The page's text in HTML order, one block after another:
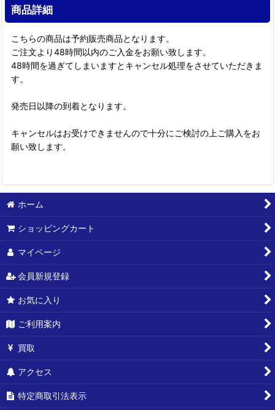
商品詳細
こちらの商品は予約販売商品となります。
ご注文より48時間以内のご入金をお願い致します。
48時間を過ぎてしまいますとキャンセル処理をさせていただきま
す。
発売日以降の到着となります。
キャンセルはお受けできませんので十分にご検討の上ご購入をお
願い致します。
ホーム
ショッピングカート
マイページ
会員新規登録
お気に入り
ご利用案内
買取
アクセス
特定商取引法表示